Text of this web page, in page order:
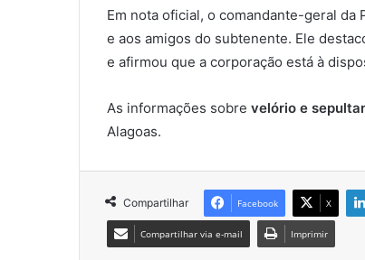
Em nota oficial, o comandante-geral da
e aos amigos do subtenente. Ele
e afirmou que a corporação está à
As informações sobre velório e
Alagoas.
Compartilhar Facebook X
Compartilhar via e-mail Imprimir